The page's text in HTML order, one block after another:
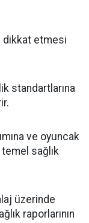
dikkat etmesi
standartlarına
ve oyuncak
sağlık
üzerinde
raporlarının